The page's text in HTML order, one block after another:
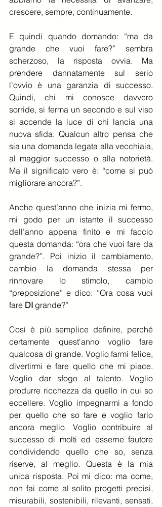
crescere, sempre, continuamente.
E quindi quando domando: “ma da
grande che vuoi fare?” sembra
scherzoso, la risposta ovvia. Ma
prendere dannatamente sul serio
l’ovvio è una garanzia di successo.
Quindi, chi mi conosce davvero
sorride, si ferma un secondo e sul viso
si accende la luce di chi lancia una
nuova sfida. Qualcun altro pensa che
sia una domanda legata alla vecchiaia,
al maggior successo o alla notorietà.
Ma il significato vero è: “come si può
migliorare ancora?”.
Anche quest’anno che inizia mi fermo,
mi godo per un istante il successo
dell’anno appena finito e mi faccio
questa domanda: “ora che vuoi fare da
grande?”. Poi inizio il cambiamento,
cambio la domanda stessa per
rinnovare lo stimolo, cambio
“preposizione” e dico: “Ora cosa vuoi
fare DI grande?”
Così è più semplice definire, perché
certamente quest'anno voglio fare
qualcosa di grande. Voglio farmi felice,
divertirmi e fare quello che mi piace.
Voglio dar sfogo al talento. Voglio
produrre ricchezza da quello in cui so
eccellere. Voglio impegnarmi a fondo
per quello che so fare e voglio farlo
ancora meglio. Voglio contribuire al
successo di molti ed esserne fautore
condividendo quello che so, senza
riserve, al meglio. Questa è la mia
unica risposta. Poi mi dico: ma come,
non fai come al solito progetti precisi,
misurabili, sostenibili, rilevanti, sensati,